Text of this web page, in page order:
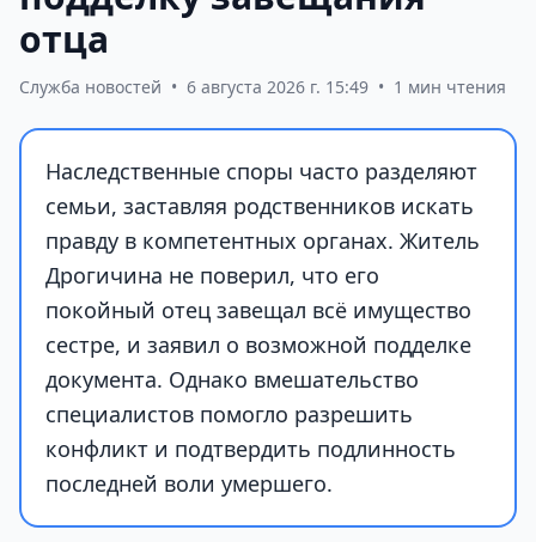
отца
Служба новостей • 6 августа 2026 г. 15:49 • 1 мин чтения
Наследственные споры часто разделяют
семьи, заставляя родственников искать
правду в компетентных органах. Житель
Дрогичина не поверил, что его
покойный отец завещал всё имущество
сестре, и заявил о возможной подделке
документа. Однако вмешательство
специалистов помогло разрешить
конфликт и подтвердить подлинность
последней воли умершего.